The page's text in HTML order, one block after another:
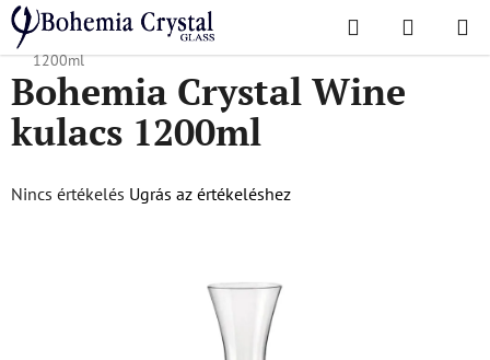
Ugrás
fő
tartalomhoz
Keresés KOSÁR
Kezdőlap
/ Karaffák Boros karaffák
Bohemia Crystal Wine kulacs
1200ml
Bohemia Crystal Wine
kulacs 1200ml
A
Nincs értékelés Ugrás az értékeléshez